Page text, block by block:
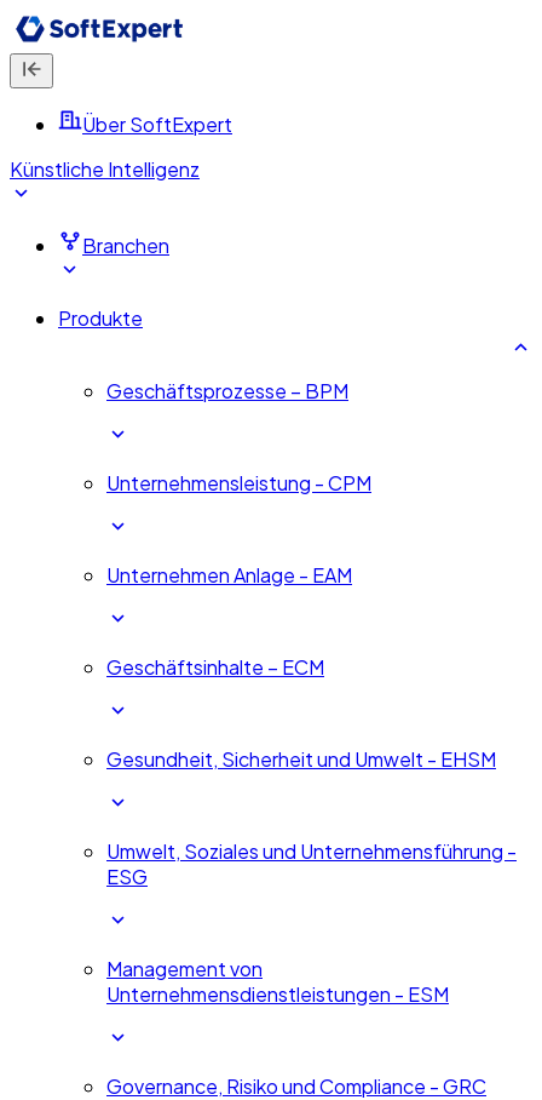
Über SoftExpert
Künstliche Intelligenz
Branchen
Produkte
Geschäftsprozesse – BPM
Unternehmensleistung - CPM
Unternehmen Anlage - EAM
Geschäftsinhalte – ECM
Gesundheit, Sicherheit und Umwelt - EHSM
Umwelt, Soziales und Unternehmensführung -
ESG
Management von
Unternehmensdienstleistungen - ESM
Governance, Risiko und Compliance - GRC